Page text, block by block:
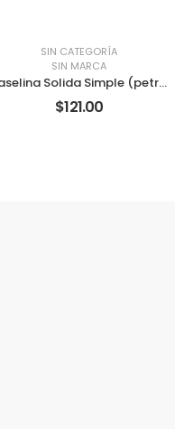
SIN CATEGORÍA
SIN MARCA
Vaselina Solida Simple (petrolato) 1Kg.
$121.00